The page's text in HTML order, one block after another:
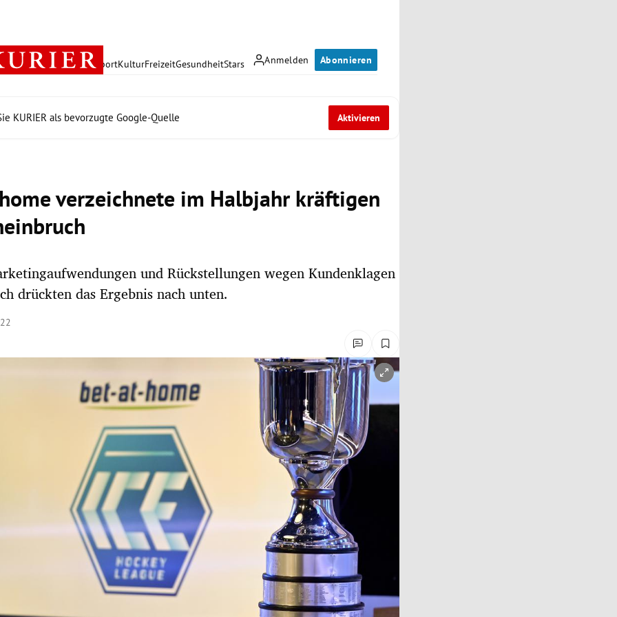
Anmelden Abonnieren
PolitikWirtschaft SportKulturFreizeitGesundheitStars
KURIER als bevorzugte Google-Quelle Aktivieren
verzeichnete im Halbjahr kräftigen
und Rückstellungen wegen Kundenklagen
drückten das Ergebnis nach unten.
öffnen/schließen